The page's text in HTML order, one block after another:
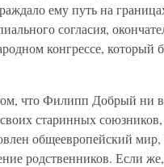
ему путь на
согласия,
конгрессе, который
что Филипп Добрый ни в
старинных
общеевропейский
родственников. Если